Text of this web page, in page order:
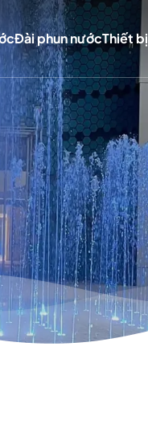
Đài phun nướcThiết bị